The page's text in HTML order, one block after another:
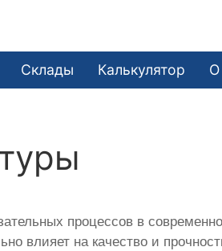
Склады Калькулятор О
процессов в
влияет на качество и